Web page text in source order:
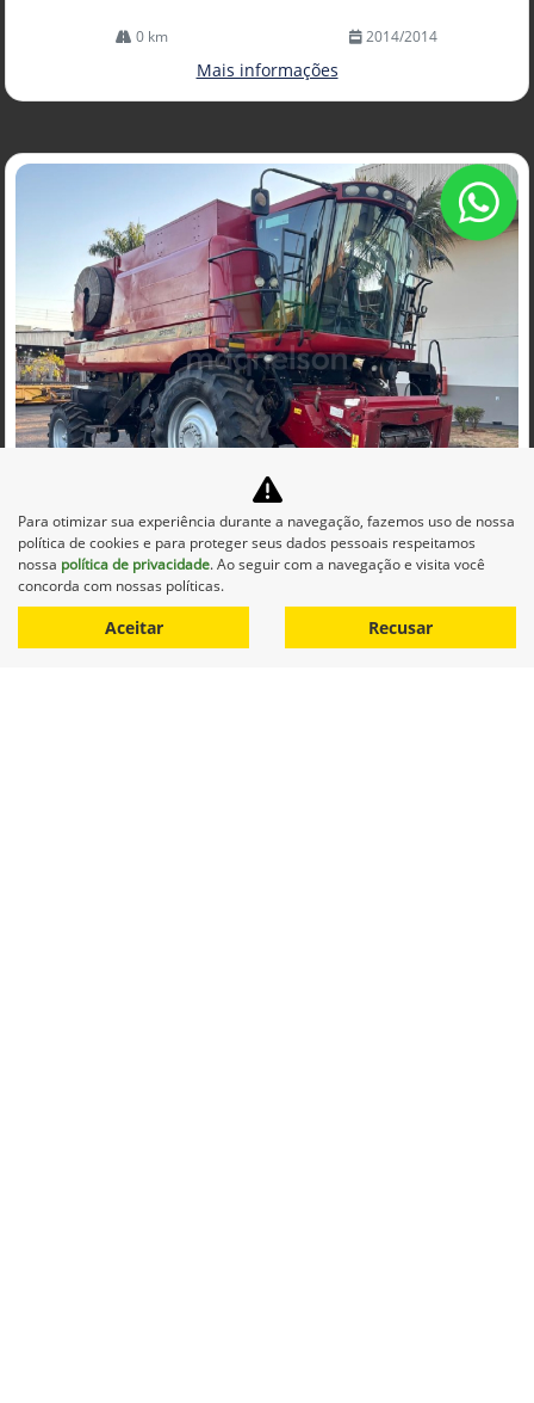
0 km 2014/2014
Mais informações
mp
arti
lhe
CASE
CASE COLHEITADEIRA 2688 2014 DIESEL 1P AUTOMATICO
Maqnelson Agrícola Uberlândia
Ver Mais 11 lojas
Para otimizar sua experiência durante a navegação, fazemos uso de nossa
política de cookies e para proteger seus dados pessoais respeitamos
nossa política de privacidade. Ao seguir com a navegação e visita você
concorda com nossas políticas.
Aceitar Recusar